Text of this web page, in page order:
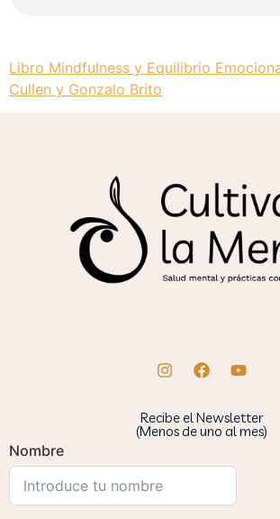
Libro Mindfulness y Equilibrio
Cullen y Gonzalo Brito
Recibe el Newsletter
(Menos de uno al mes)
Nombre